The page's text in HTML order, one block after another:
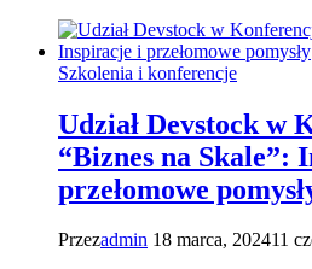
Szkolenia i konferencje
Udział Devstock w
“Biznes na Skale”:
przełomowe
Przezadmin 18 marca, 202411